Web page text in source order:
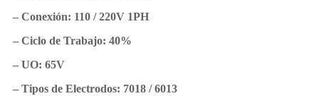
– Conexión: 110 / 220V 1PH
– Ciclo de Trabajo: 40%
– UO: 65V
– Tipos de Electrodos: 7018 / 6013